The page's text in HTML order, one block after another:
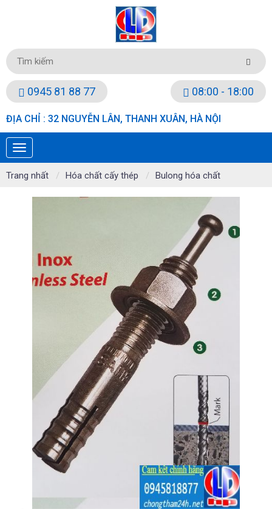
0945 81 88 77 08:00 - 18:00
ĐỊA CHỈ : 32 NGUYỄN LÂN, THANH XUÂN, HÀ NỘI
Trang nhất Hóa chất cấy thép Bulong hóa chất